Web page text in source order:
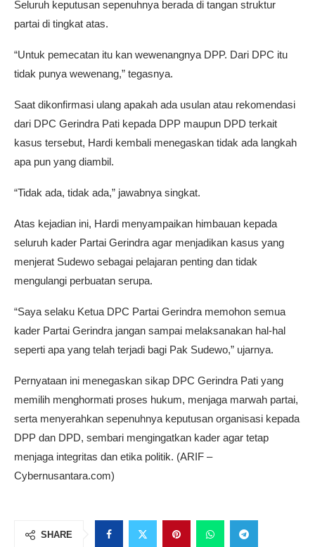
Seluruh keputusan sepenuhnya berada di tangan struktur
partai di tingkat atas.
“Untuk pemecatan itu kan wewenangnya DPP. Dari DPC itu
tidak punya wewenang,” tegasnya.
Saat dikonfirmasi ulang apakah ada usulan atau rekomendasi
dari DPC Gerindra Pati kepada DPP maupun DPD terkait
kasus tersebut, Hardi kembali menegaskan tidak ada langkah
apa pun yang diambil.
“Tidak ada, tidak ada,” jawabnya singkat.
Atas kejadian ini, Hardi menyampaikan himbauan kepada
seluruh kader Partai Gerindra agar menjadikan kasus yang
menjerat Sudewo sebagai pelajaran penting dan tidak
mengulangi perbuatan serupa.
“Saya selaku Ketua DPC Partai Gerindra memohon semua
kader Partai Gerindra jangan sampai melaksanakan hal-hal
seperti apa yang telah terjadi bagi Pak Sudewo,” ujarnya.
Pernyataan ini menegaskan sikap DPC Gerindra Pati yang
memilih menghormati proses hukum, menjaga marwah partai,
serta menyerahkan sepenuhnya keputusan organisasi kepada
DPP dan DPD, sembari mengingatkan kader agar tetap
menjaga integritas dan etika politik. (ARIF –
Cybernusantara.com)
SHARE